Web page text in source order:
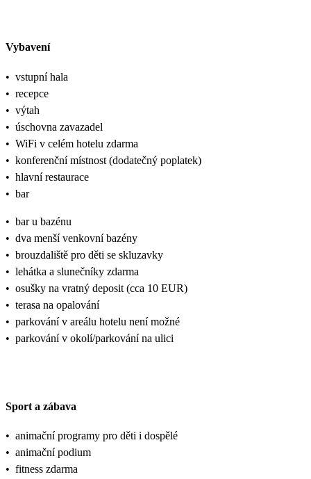
Vybavení
• vstupní hala
• recepce
• výtah
• úschovna zavazadel
• WiFi v celém hotelu zdarma
• konferenční místnost (dodatečný poplatek)
• hlavní restaurace
• bar
• bar u bazénu
• dva menší venkovní bazény
• brouzdaliště pro děti se skluzavky
• lehátka a slunečníky zdarma
• osušky na vratný deposit (cca 10 EUR)
• terasa na opalování
• parkování v areálu hotelu není možné
• parkování v okolí/parkování na ulici
Sport a zábava
• animační programy pro děti i dospělé
• animační podium
• fitness zdarma